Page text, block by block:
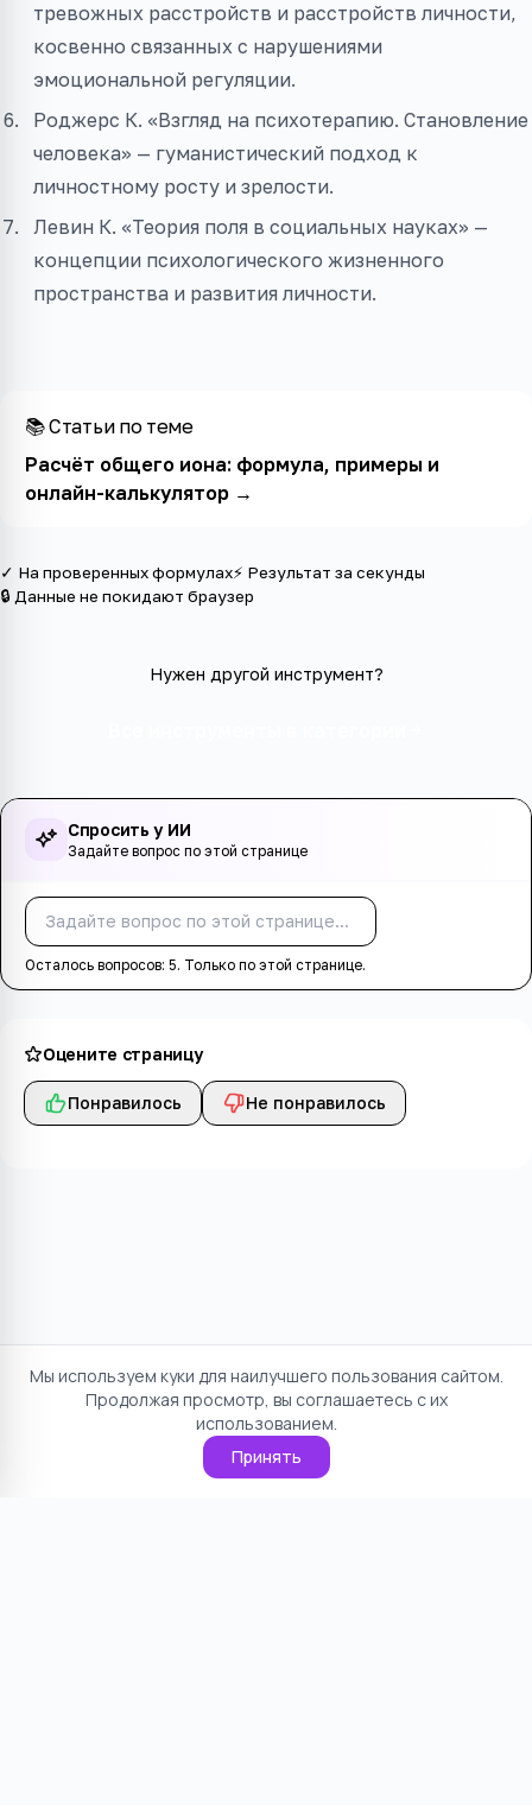
тревожных расстройств и расстройств личности,
косвенно связанных с нарушениями
эмоциональной регуляции.
Роджерс К. «Взгляд на психотерапию. Становление
человека» — гуманистический подход к
личностному росту и зрелости.
Левин К. «Теория поля в социальных науках» —
концепции психологического жизненного
пространства и развития личности.
📚 Статьи по теме
Расчёт общего иона: формула, примеры и
онлайн-калькулятор→
✓ На проверенных формулах⚡ Результат за секунды
🔒 Данные не покидают браузер
Нужен другой инструмент?
Спросить у ИИ
Задайте вопрос по этой странице
Осталось вопросов: 5. Только по этой странице.
Оцените страницу
Понравилось Не понравилось
Мы используем куки для наилучшего пользования сайтом.
Продолжая просмотр, вы соглашаетесь с их
использованием.
Принять